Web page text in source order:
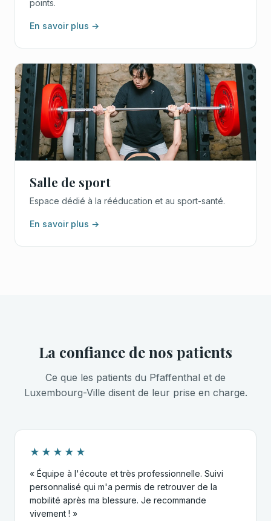
points.
En savoir plus →
Salle de sport
Espace dédié à la rééducation et au sport-santé.
En savoir plus →
La confiance de nos patients
Ce que les patients du Pfaffenthal et de
Luxembourg-Ville disent de leur prise en charge.
★★★★★
« Équipe à l'écoute et très professionnelle. Suivi
personnalisé qui m'a permis de retrouver de la
mobilité après ma blessure. Je recommande
vivement ! »